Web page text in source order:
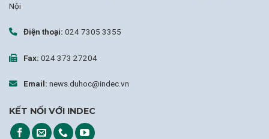
Nội
Điện thoại: 024 7305 3355
Fax: 024 373 27204
Email: news.duhoc@indec.vn
KẾT NỐI VỚI INDEC